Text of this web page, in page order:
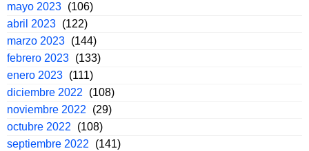
mayo 2023 (106)
abril 2023 (122)
marzo 2023 (144)
febrero 2023 (133)
enero 2023 (111)
diciembre 2022
(108)
noviembre 2022
(29)
octubre 2022
(108)
septiembre 2022
(141)